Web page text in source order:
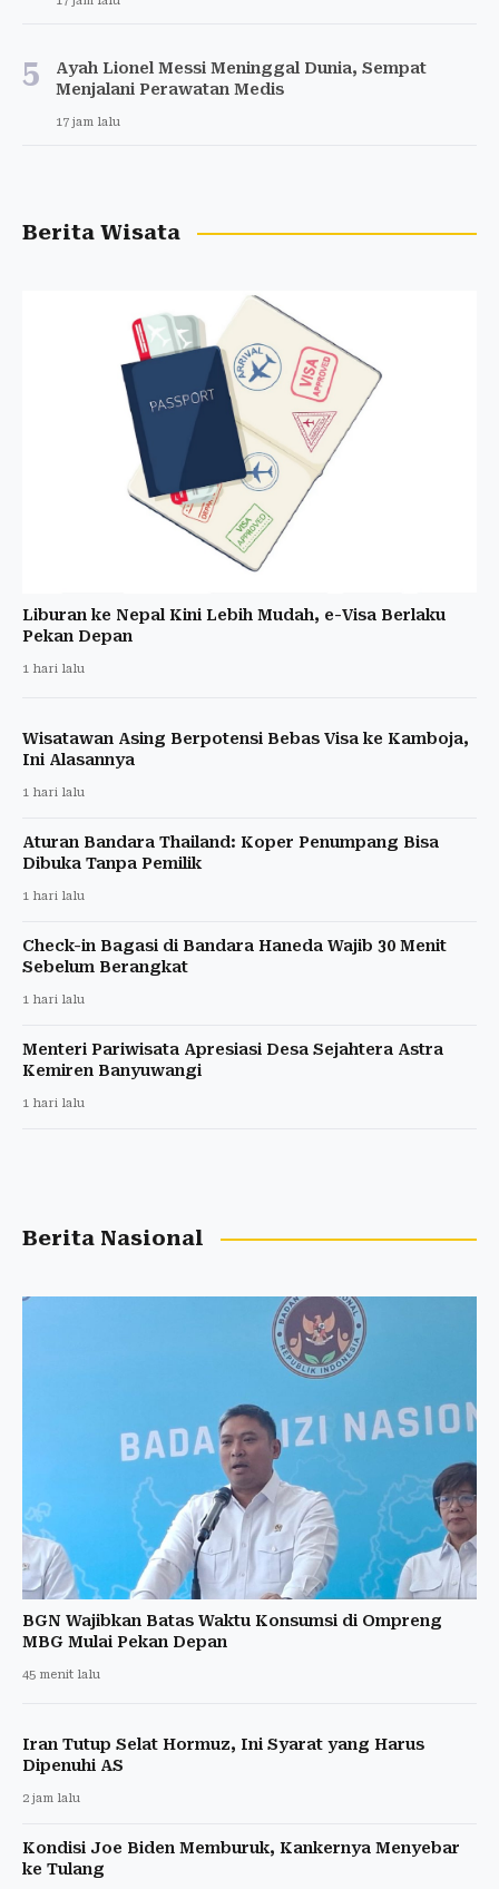
5
Ayah Lionel Messi Meninggal Dunia, Sempat
Menjalani Perawatan Medis
17 jam lalu
Berita Wisata
Liburan ke Nepal Kini Lebih Mudah, e-Visa Berlaku
Pekan Depan
1 hari lalu
Wisatawan Asing Berpotensi Bebas Visa ke Kamboja,
Ini Alasannya
1 hari lalu
Aturan Bandara Thailand: Koper Penumpang Bisa
Dibuka Tanpa Pemilik
1 hari lalu
Check-in Bagasi di Bandara Haneda Wajib 30 Menit
Sebelum Berangkat
1 hari lalu
Menteri Pariwisata Apresiasi Desa Sejahtera Astra
Kemiren Banyuwangi
1 hari lalu
Berita Nasional
BGN Wajibkan Batas Waktu Konsumsi di Ompreng
MBG Mulai Pekan Depan
45 menit lalu
Iran Tutup Selat Hormuz, Ini Syarat yang Harus
Dipenuhi AS
2 jam lalu
Kondisi Joe Biden Memburuk, Kankernya Menyebar
ke Tulang